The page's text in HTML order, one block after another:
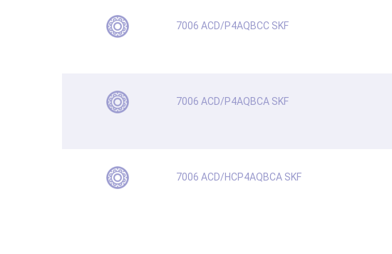
7006 ACD/P4AQBCC SKF
7006 ACD/P4AQBCA SKF
7006 ACD/HCP4AQBCA SKF